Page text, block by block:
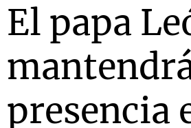
El papa
presencia